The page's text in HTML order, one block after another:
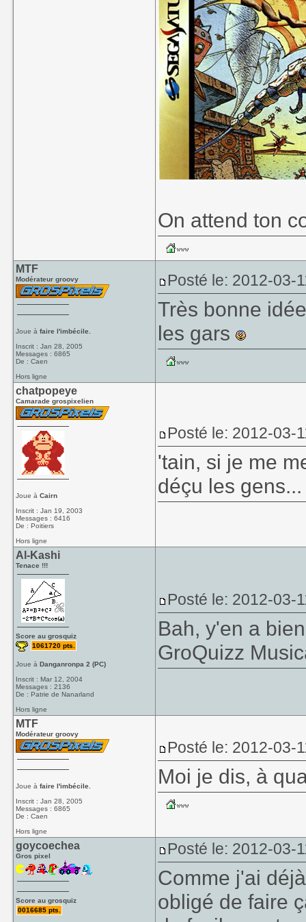
On attend ton
MTF
Modérateur groovy
Joue àfaire l'imbécile.
Inscrit : Jan 28, 2005
Messages : 6865
De : Caen
Hors ligne
Posté le: 2012-03-
Très bonne
les gars
chatpopeye
Camarade grospixelien
Joue àCairn
Inscrit : Jan 19, 2003
Messages : 6416
De : Poitiers
Hors ligne
Posté le: 2012-03-
'tain, si je me
déçu les gens...
Al-Kashi
Tenace !!!
Score au grosquiz
1061720 pts.
Joue àDanganronpa 2 (PC)
Inscrit : Mar 12, 2004
Messages : 2136
De : Patrie de Nanarland
Hors ligne
Posté le: 2012-03-
Bah, y'en a
GroQuizz
MTF
Modérateur groovy
Joue àfaire l'imbécile.
Inscrit : Jan 28, 2005
Messages : 6865
De : Caen
Hors ligne
Posté le: 2012-03-
Moi je dis, à
goycoechea
Gros pixel
Score au grosquiz
0016685 pts.
Posté le: 2012-03-
Comme j'ai
obligé de faire